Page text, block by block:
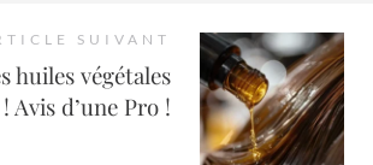
SUIVANT
huiles végétales
Avis d’une Pro !